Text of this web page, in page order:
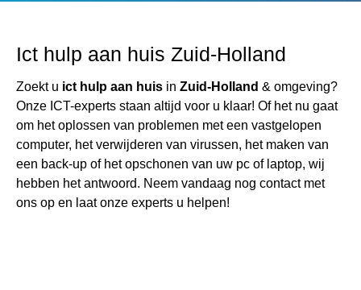
Ict hulp aan huis Zuid-Holland
Zoekt u ict hulp aan huis in Zuid-Holland & omgeving?
Onze ICT-experts staan altijd voor u klaar! Of het nu gaat
om het oplossen van problemen met een vastgelopen
computer, het verwijderen van virussen, het maken van
een back-up of het opschonen van uw pc of laptop, wij
hebben het antwoord. Neem vandaag nog contact met
ons op en laat onze experts u helpen!